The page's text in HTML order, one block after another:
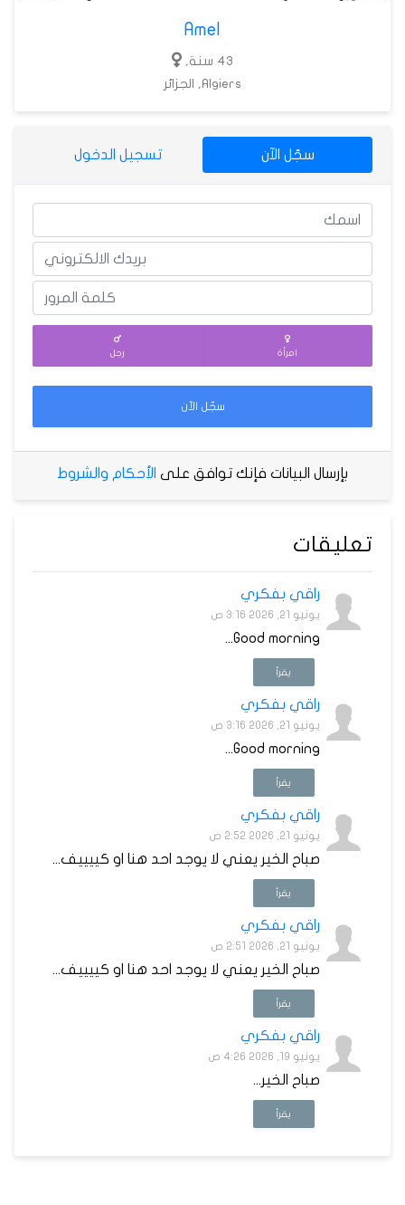
Amel
43 سنة,
Algiers, الجزائر
سجّل الآن تسجيل الدخول
امرأة رجل
سجّل الآن
بإرسال البيانات فإنك توافق على الأحكام والشروط
تعليقات
راقي بفكري
يونيو 21, 2026 3:16 ص
Good morning...
يقرأ
راقي بفكري
يونيو 21, 2026 3:16 ص
Good morning...
يقرأ
راقي بفكري
يونيو 21, 2026 2:52 ص
صباح الخير يعني لا يوجد احد هنا او كييييف...
يقرأ
راقي بفكري
يونيو 21, 2026 2:51 ص
صباح الخير يعني لا يوجد احد هنا او كييييف...
يقرأ
راقي بفكري
يونيو 19, 2026 4:26 ص
صباح الخير...
يقرأ